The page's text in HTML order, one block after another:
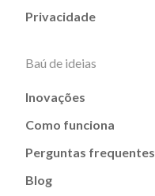
Privacidade
Baú de ideias
Inovações
Como funciona
Perguntas frequentes
Blog